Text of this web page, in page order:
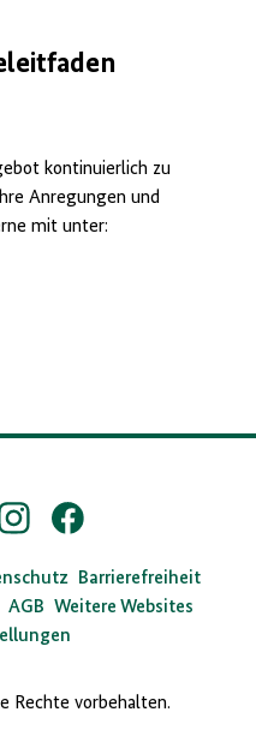
kontinuierlich zu
Anregungen und
mit unter:
Facebook
Barrierefreiheit
AGB Weitere Websites
Rechte vorbehalten.